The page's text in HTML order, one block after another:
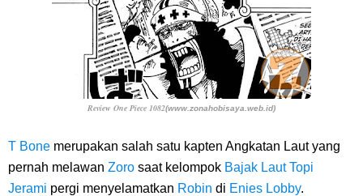
7 Klub Pertama Yang Menjuarai Liga Champions, Apa Klub Jagoan
Kamu Termasuk
Arti Bendera Palau, Negara Kepulauan Yang Berada Di Kawasan
Pasifik Barat
Cara Membuat Linktree Instagram, Sangat Mudah Untuk Kamu
Review One Piece 1082(www.zonahobisaya.web.id)
T Bone merupakan salah satu kapten Angkatan Laut yang
pernah melawan Zoro saat kelompok Bajak Laut Topi
Jerami pergi menyelamatkan Robin di Enies Lobby.